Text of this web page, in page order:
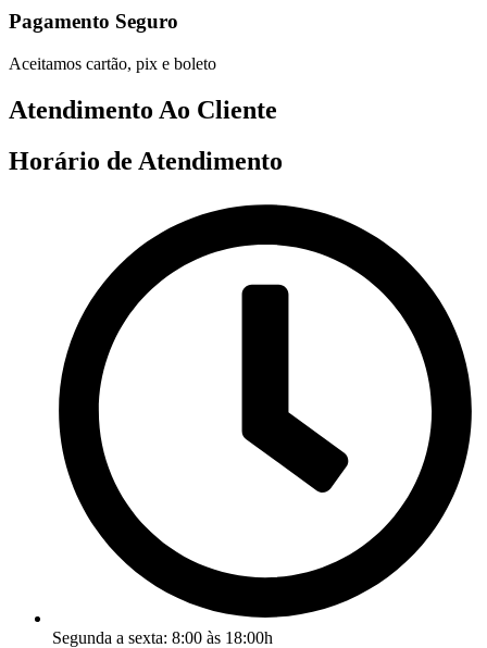
Pagamento Seguro
Aceitamos cartão, pix e boleto
Atendimento Ao Cliente
Horário de Atendimento
Segunda a sexta: 8:00 às 18:00h